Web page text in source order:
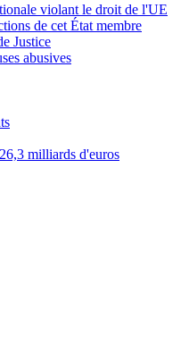
violant le droit de l'UE
de cet État membre
Justice
abusives
milliards d'euros